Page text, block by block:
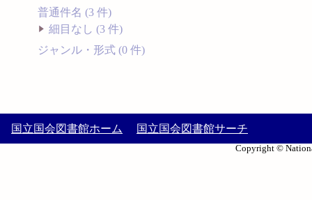
普通件名 (3 件)
細目なし (3 件)
ジャンル・形式 (0 件)
国立国会図書館ホーム 国立国会図書館サーチ
Copyright ©